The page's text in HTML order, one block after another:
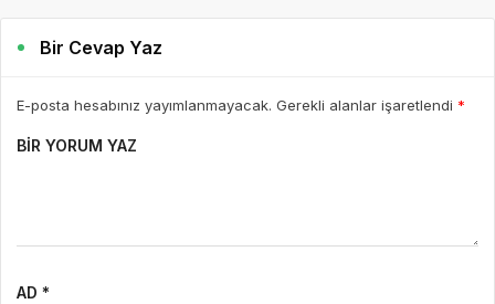
Bir Cevap Yaz
E-posta hesabınız yayımlanmayacak. Gerekli alanlar işaretlendi *
BIR YORUM YAZ
AD *